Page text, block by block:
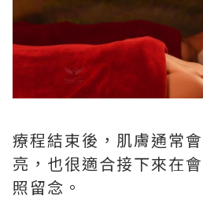
療程結束後，肌膚通常
亮，也很適合接下來在
照留念。